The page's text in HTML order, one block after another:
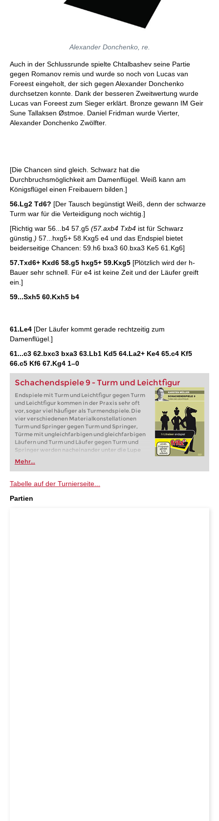
Alexander Donchenko, re.
Auch in der Schlussrunde spielte Chtalbashev seine Partie
gegen Romanov remis und wurde so noch von Lucas van
Foreest eingeholt, der sich gegen Alexander Donchenko
durchsetzen konnte. Dank der besseren Zweitwertung wurde
Lucas van Foreest zum Sieger erklärt. Bronze gewann IM Geir
Sune Tallaksen Østmoe. Daniel Fridman wurde Vierter,
Alexander Donchenko Zwölfter.
[Die Chancen sind gleich. Schwarz hat die
Durchbruchsmöglichkeit am Damenflügel. Weiß kann am
Königsflügel einen Freibauern bilden.]
56.Lg2 Td6? [Der Tausch begünstigt Weiß, denn der schwarze
Turm war für die Verteidigung noch wichtig.]
[Richtig war 56...b4 57.g5 (57.axb4 Txb4 ist für Schwarz
günstig. ) 57...hxg5+ 58.Kxg5 e4 und das Endspiel bietet
beiderseitige Chancen: 59.h6 bxa3 60.bxa3 Ke5 61.Kg6]
57.Txd6+ Kxd6 58.g5 hxg5+ 59.Kxg5 [Plötzlich wird der h-
Bauer sehr schnell. Für e4 ist keine Zeit und der Läufer greift
ein.]
59...Sxh5 60.Kxh5 b4
61.Le4 [Der Läufer kommt gerade rechtzeitig zum
Damenflügel.]
61...c3 62.bxc3 bxa3 63.Lb1 Kd5 64.La2+ Ke4 65.c4 Kf5
66.c5 Kf6 67.Kg4 1–0
Schachendspiele 9 - Turm und Leichtfigur
Endspiele mit Turm und Leichtfigur gegen Turm
und Leichtfigur kommen in der Praxis sehr oft
vor, sogar viel häufiger als Turmendspiele. Die
vier verschiedenen Materialkonstellationen
Turm und Springer gegen Turm und Springer,
Türme mit ungleichfarbigen und gleichfarbigen
Läufern und Turm und Läufer gegen Turm und
Springer werden nacheinander unter die Lupe
genommen.
Videospielzeit: 7 Std. 24 min.
Mehr...
Tabelle auf der Turnierseite...
Partien